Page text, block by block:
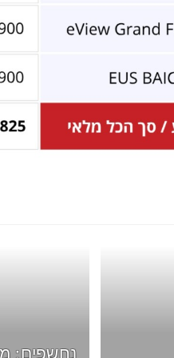
נחשפים: